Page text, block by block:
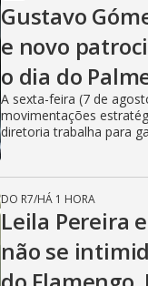
Gustavo
e novo
o dia do
A sexta-feira (7 de
movimentações
diretoria trabalha para
DO R7/HÁ 1 HORA
Leila Pereira
não se